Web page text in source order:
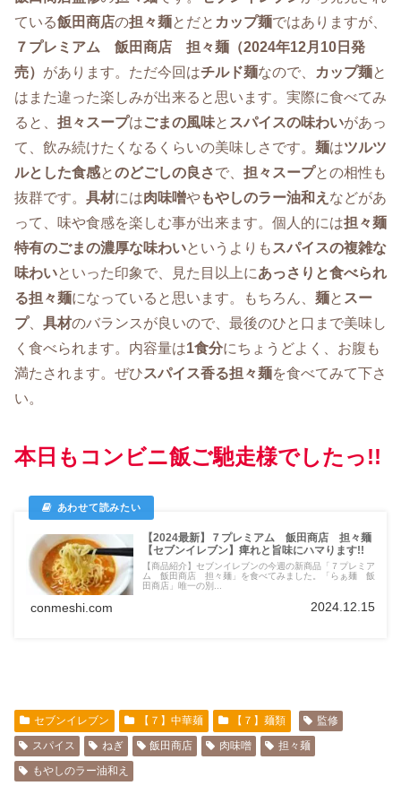
ている飯田商店の担々麺とだと カップ麺ではありますが、
７プレミアム 飯田商店 担々麺（2024年12月10日発
売） があります。ただ今回はチルド麺なので、 カップ麺と
はまた違った楽しみが出来ると思います。実際に食べてみ
ると、 担々スープはごまの風味と スパイスの味わいがあっ
て、飲み続けたくなるくらいの美味しさです。 麺はツルツ
ルとした食感とのどごしの良さで、 担々スープとの相性も
抜群です。 具材には肉味噌やもやしのラー油和え などがあ
って、味や食感を楽しむ事が出来ます。個人的には担々麺
特有のごまの濃厚な味わいというよりも スパイスの複雑な
味わいといった印象で、見た目以上にあっさりと食べられ
る担々麺になっていると思います。もちろん、 麺と スー
プ、 具材のバランスが良いので、最後のひと口まで美味し
く食べられます。内容量は1食分にちょうどよく、お腹も
満たされます。ぜひスパイス香る担々麺を食べてみて下さ
い。
本日もコンビニ飯ご馳走様でしたっ!!
【2024最新】７プレミアム 飯田商店 担々麺
【セブンイレブン】痺れと旨味にハマります!!
【商品紹介】セブンイレブンの今週の新商品「７プレミア
ム 飯田商店 担々麺」を食べてみました。「らぁ麺 飯
田商店」唯一の別...
conmeshi.com 2024.12.15
セブンイレブン 【７】中華麺 【７】麺類
監修
スパイス
ねぎ 飯田商店 肉味噌
担々麺
もやしのラー油和え